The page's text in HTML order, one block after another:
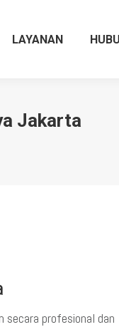
LAYANAN
Jakarta
secara profesional dan